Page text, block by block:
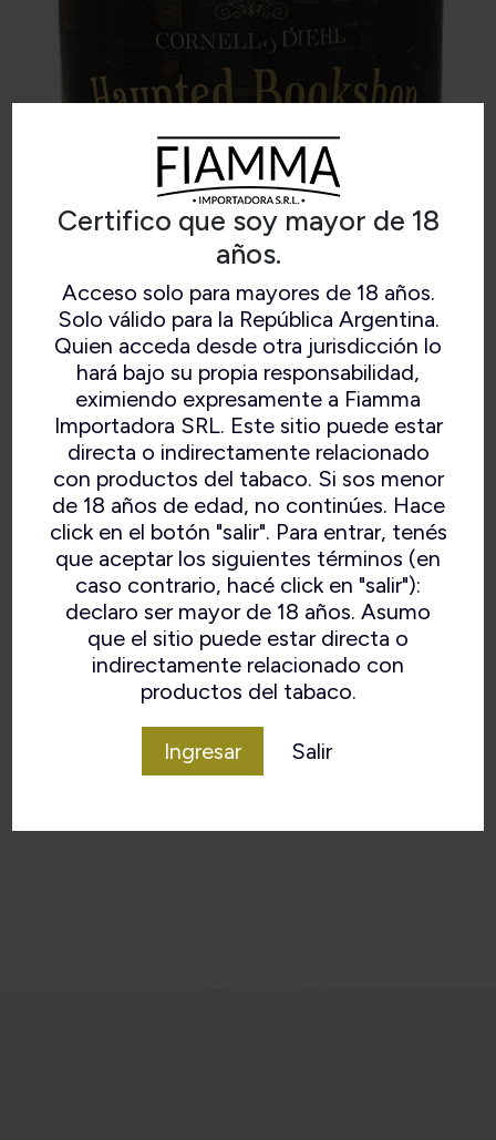
Certifico que soy mayor de 18
años.
Acceso solo para mayores de 18 años.
Solo válido para la República Argentina.
Quien acceda desde otra jurisdicción lo
hará bajo su propia responsabilidad,
eximiendo expresamente a Fiamma
Importadora SRL. Este sitio puede estar
directa o indirectamente relacionado
con productos del tabaco. Si sos menor
de 18 años de edad, no continúes. Hace
click en el botón "salir". Para entrar, tenés
que aceptar los siguientes términos (en
caso contrario, hacé click en "salir"):
declaro ser mayor de 18 años. Asumo
que el sitio puede estar directa o
indirectamente relacionado con
productos del tabaco.
Ingresar Salir